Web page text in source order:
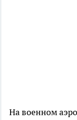
На военном